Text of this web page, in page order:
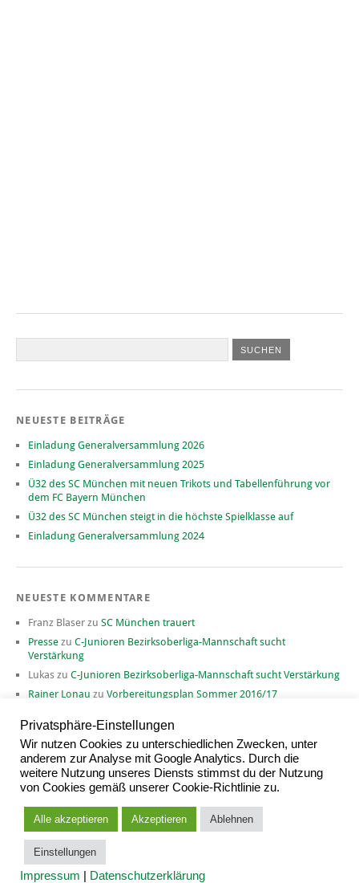
NEUESTE BEITRÄGE
Einladung Generalversammlung 2026
Einladung Generalversammlung 2025
Ü32 des SC München mit neuen Trikots und Tabellenführung vor
dem FC Bayern München
Ü32 des SC München steigt in die höchste Spielklasse auf
Einladung Generalversammlung 2024
NEUESTE KOMMENTARE
Franz Blaser zu SC München trauert
Presse zu C-Junioren Bezirksoberliga-Mannschaft sucht
Verstärkung
Lukas zu C-Junioren Bezirksoberliga-Mannschaft sucht Verstärkung
Rainer Lonau zu Vorbereitungsplan Sommer 2016/17
ARCHIV
Proudly powered by
Privatsphäre-Einstellungen
Wir nutzen Cookies zu unterschiedlichen Zwecken, unter
anderem zur Analyse mit Google Analytics. Durch die
weitere Nutzung unseres Diensts stimmst du der Nutzung
von Cookies gemäß unserer Cookie-Richtlinie zu.
Alle akzeptieren Akzeptieren Ablehnen
Einstellungen
Impressum Datenschutzerklärung